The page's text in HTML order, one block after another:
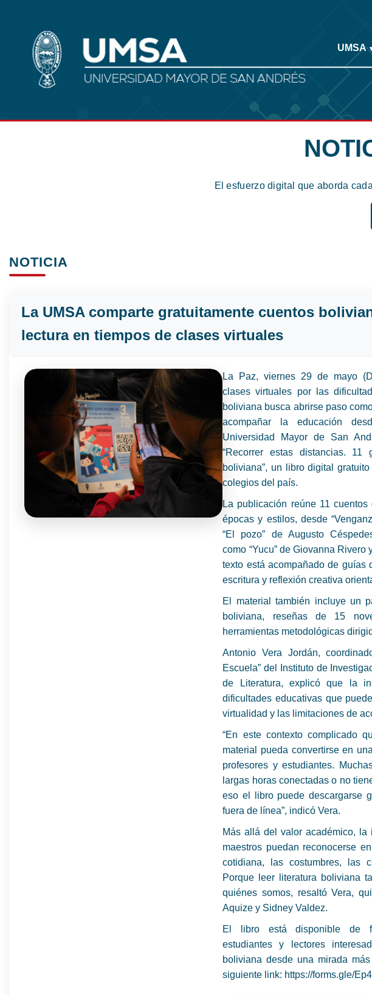
UMSA
El esfuerzo digital que aborda
NOTICIA
La UMSA comparte gratuitamente cuentos
lectura en tiempos de clases virtuales
La Paz, viernes 29 de mayo
clases virtuales por las
boliviana busca abrirse paso
acompañar la educación
Universidad Mayor de San
“Recorrer estas distancias.
boliviana”, un libro digital
colegios del país.
La publicación reúne 11
épocas y estilos, desde
“El pozo” de Augusto
como “Yucu” de Giovanna Rivero
texto está acompañado de guías
escritura y reflexión creativa
El material también incluye un
boliviana, reseñas de 15
herramientas metodológicas
Antonio Vera Jordán,
Escuela” del Instituto de
de Literatura, explicó que la
dificultades educativas que
virtualidad y las limitaciones de
“En este contexto complicado
material pueda convertirse en
profesores y estudiantes.
largas horas conectadas o no
eso el libro puede descargarse
fuera de línea”, indicó Vera.
Más allá del valor académico,
maestros puedan reconocerse
cotidiana, las costumbres, las
Porque leer literatura boliviana
quiénes somos, resaltó Vera,
Aquize y Sidney Valdez.
El libro está disponible de
estudiantes y lectores
boliviana desde una mirada
siguiente link: https://forms.gle/